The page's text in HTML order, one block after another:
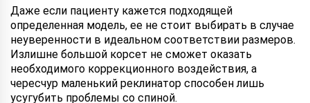
Даже если пациенту кажется подходящей
определенная модель, ее не стоит выбирать в случае
неуверенности в идеальном соответствии размеров.
Излишне большой корсет не сможет оказать
необходимого коррекционного воздействия, а
чересчур маленький реклинатор способен лишь
усугубить проблемы со спиной.